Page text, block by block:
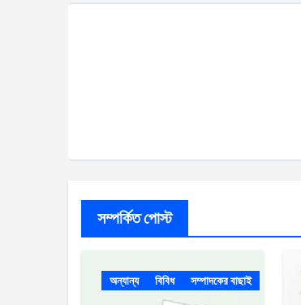
সম্পর্কিত পোস্ট
অন্যান্য বিবিধ সম্পাদকের বাছাই